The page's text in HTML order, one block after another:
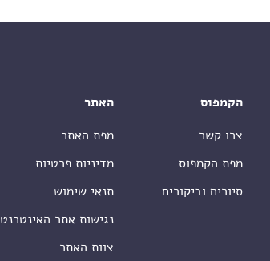
הקמפוס
צרו קשר
מפת הקמפוס
סיורים וביקורים
האתר
מפת האתר
מדיניות פרטיות
תנאי שימוש
נגישות אתר האינטרנט
צוות האתר